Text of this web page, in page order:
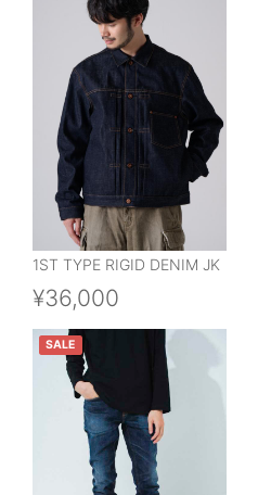
1ST TYPE RIGID DENIM JK
¥36,000
SALE